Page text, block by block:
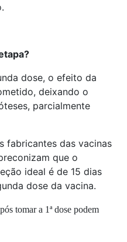
dose, o efeito da
deixando o
parcialmente
fabricantes das vacinas
que o
ideal é de 15 dias
dose da vacina.
tomar a 1ª dose podem